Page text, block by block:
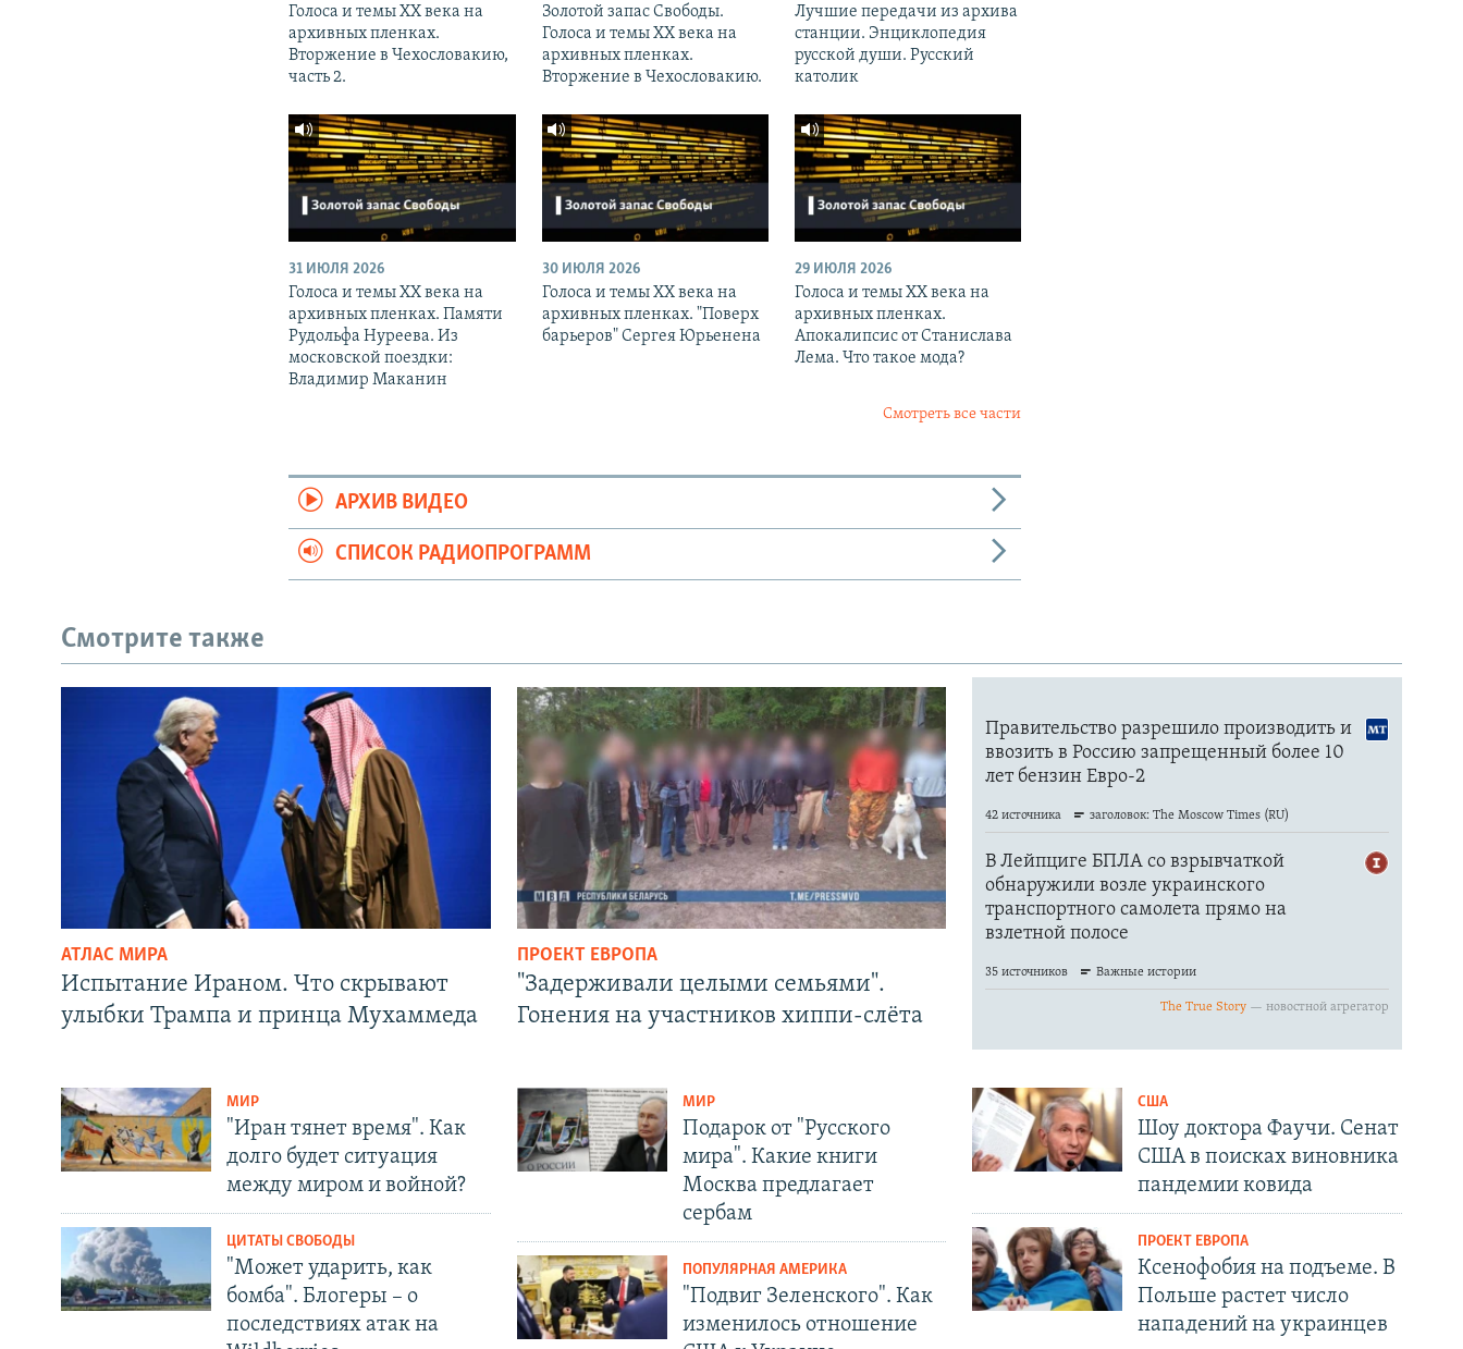
Голоса и темы XX века на
архивных пленках.
Вторжение в Чехословакию,
часть 2.
Золотой запас Свободы.
Голоса и темы XX века на
архивных пленках.
Вторжение в Чехословакию.
Лучшие передачи из архива
станции. Энциклопедия
русской души. Русский
католик
31 ИЮЛЯ 2026
Голоса и темы XX века на
архивных пленках. Памяти
Рудольфа Нуреева. Из
московской поездки:
Владимир Маканин
30 ИЮЛЯ 2026
Голоса и темы XX века на
архивных пленках. "Поверх
барьеров" Сергея Юрьенена
29 ИЮЛЯ 2026
Голоса и темы XX века на
архивных пленках.
Апокалипсис от Станислава
Лема. Что такое мода?
Смотреть все части
АРХИВ ВИДЕО
СПИСОК РАДИОПРОГРАММ
Смотрите также
АТЛАС МИРА
Испытание Ираном. Что скрывают
улыбки Трампа и принца Мухаммеда
ПРОЕКТ ЕВРОПА
"Задерживали целыми семьями".
Гонения на участников хиппи-слёта
МИР
"Иран тянет время". Как
долго будет ситуация
между миром и войной?
ЦИТАТЫ СВОБОДЫ
"Может ударить, как
бомба". Блогеры – о
последствиях атак на
МИР
Подарок от "Русского
мира". Какие книги
Москва предлагает
сербам
ПОПУЛЯРНАЯ АМЕРИКА
"Подвиг Зеленского". Как
изменилось отношение
США
Шоу доктора Фаучи. Сенат
США в поисках виновника
пандемии ковида
ПРОЕКТ ЕВРОПА
Ксенофобия на подъеме. В
Польше растет число
нападений на украинцев